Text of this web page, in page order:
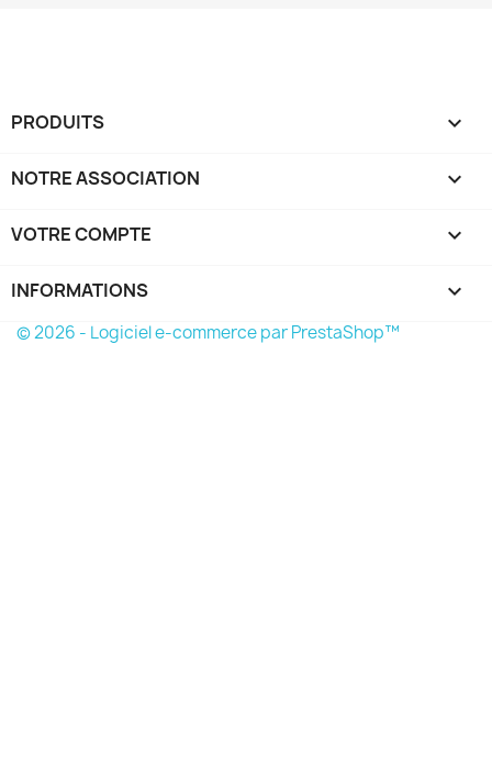
PRODUITS 
NOTRE ASSOCIATION 
VOTRE COMPTE 
INFORMATIONS keyboard_arrow_down
© 2026 - Logiciel e-commerce par PrestaShop™